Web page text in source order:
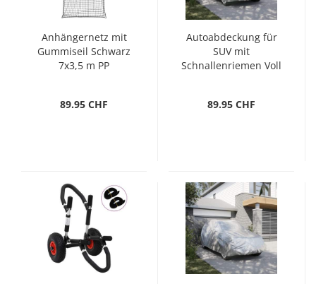
Anhängernetz mit
Gummiseil Schwarz
7x3,5 m PP
89.95 CHF
Autoabdeckung für
SUV mit
Schnallenriemen Voll
89.95 CHF